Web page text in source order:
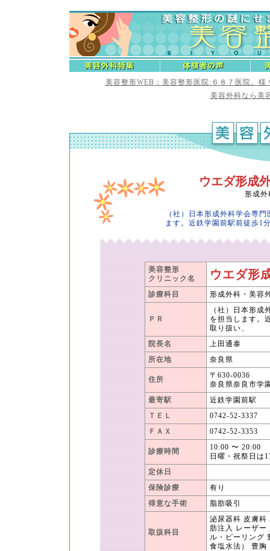
美容整形WEB：美容整形医院:６８７医院。
美容外科なら美
ウエダ形成
形成外
（社）日本形成外科学会専
ます。近鉄学園前駅前徒歩1
美容整形
クリニック名
ウエダ形
診療科目 形成外科・美容
ＰＲ
（社）日本形
を担当します。
取り扱い、
院長名
上田通泰
所在地
奈良県
住所
〒630-0036
奈良県奈良市学
最寄駅
近鉄学園前駅
ＴＥＬ
0742-52-3337
ＦＡＸ
0742-52-3353
診療時間
10:00 〜 20:00
日曜・祝祭日は
定休日
保険診療
有り
得意な手術
脂肪吸引
取扱科目
泌尿器科 皮膚科
肪注入 レーザ
ル・ピーリング
食塩水法） 豊胸